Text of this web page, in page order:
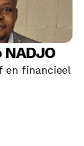
en financieel